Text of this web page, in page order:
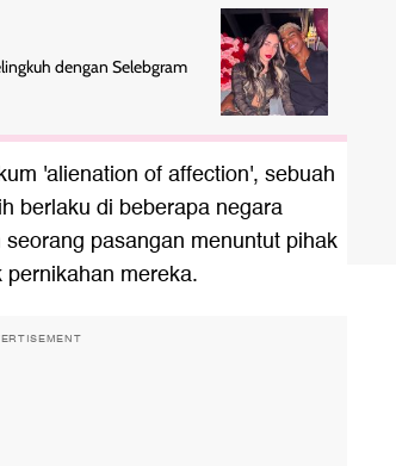
dengan Selebgram
'alienation of affection', sebuah
berlaku di beberapa negara
pasangan menuntut pihak
mereka.